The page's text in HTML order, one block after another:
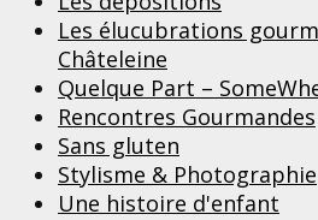
Les élucubrations
Châteleine
Quelque Part –
Rencontres Gourmandes
Sans gluten
Stylisme & Photographie
Une histoire d'enfant